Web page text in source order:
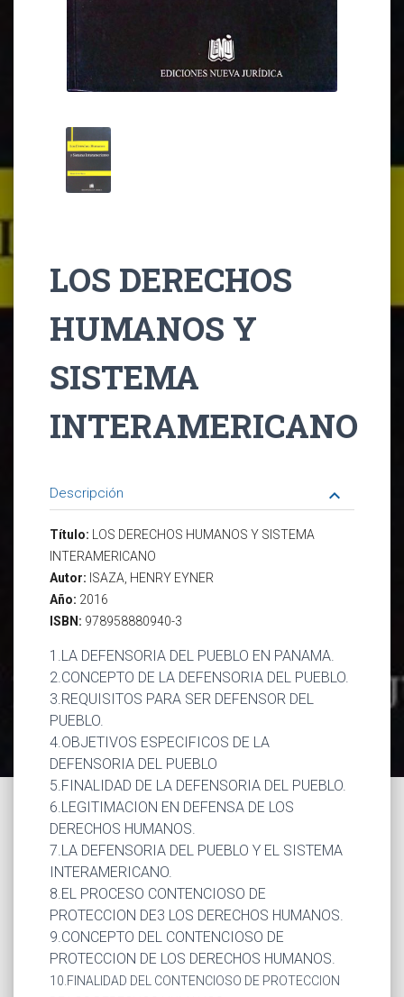
LOS DERECHOS
HUMANOS Y
SISTEMA
INTERAMERICANO
Descripción keyboard_arrow_down
Título:
LOS DERECHOS HUMANOS Y SISTEMA
INTERAMERICANO
Autor: ISAZA, HENRY EYNER
Año: 2016
ISBN: 978958880940-3
1.LA DEFENSORIA DEL PUEBLO EN PANAMA.
2.CONCEPTO DE LA DEFENSORIA DEL PUEBLO.
3.REQUISITOS PARA SER DEFENSOR DEL
PUEBLO.
4.OBJETIVOS ESPECIFICOS DE LA
DEFENSORIA DEL PUEBLO
5.FINALIDAD DE LA DEFENSORIA DEL PUEBLO.
6.LEGITIMACION EN DEFENSA DE LOS
DERECHOS HUMANOS.
7.LA DEFENSORIA DEL PUEBLO Y EL SISTEMA
INTERAMERICANO.
8.EL PROCESO CONTENCIOSO DE
PROTECCION DE3 LOS DERECHOS HUMANOS.
9.CONCEPTO DEL CONTENCIOSO DE
PROTECCION DE LOS DERECHOS HUMANOS.
10.FINALIDAD DEL CONTENCIOSO DE PROTECCION